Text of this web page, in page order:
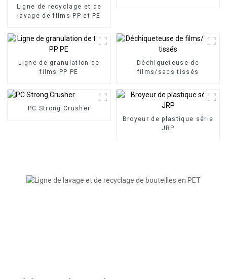
Ligne de recyclage et de
lavage de films PP et PE
Ligne de granulation de
films PP PE
Déchiqueteuse de
films/sacs tissés
PC Strong Crusher
Broyeur de plastique série
JRP